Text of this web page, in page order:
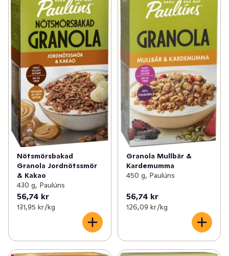
Nötsmörsbakad
Granola Jordnötssmör
& Kakao
430 g, Paulúns
56,74 kr
131,95 kr /kg
Granola Mullbär &
Kardemumma
450 g, Paulúns
56,74 kr
126,09 kr /kg